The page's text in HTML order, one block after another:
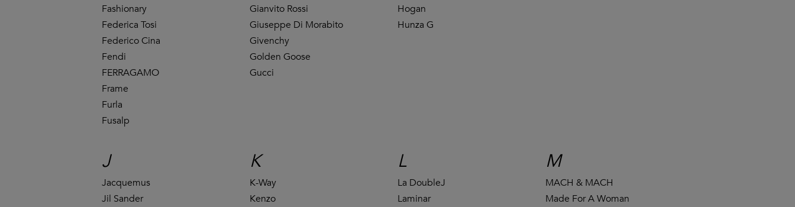
Fashionary
Federica Tosi
Federico Cina
Fendi
FERRAGAMO
Frame
Furla
Fusalp
Gianvito Rossi
Giuseppe Di Morabito
Givenchy
Golden Goose
Gucci
Hogan
Hunza G
J
Jacquemus
Jil Sander
K
K-Way
Kenzo
L
La DoubleJ
Laminar
M
MACH & MACH
Made For A Woman